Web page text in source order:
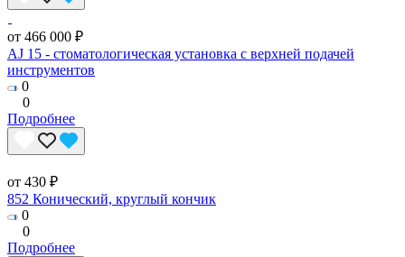
от 466 000 ₽
AJ 15 - стоматологическая установка с верхней подачей
инструментов
0
0
Подробнее
от 430 ₽
852 Конический, круглый кончик
0
0
Подробнее